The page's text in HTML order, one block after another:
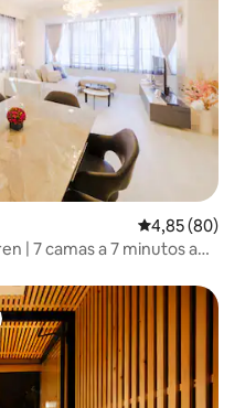
Calificación
4,85 (80)
| 7 camas a 7 minutos a
destacados